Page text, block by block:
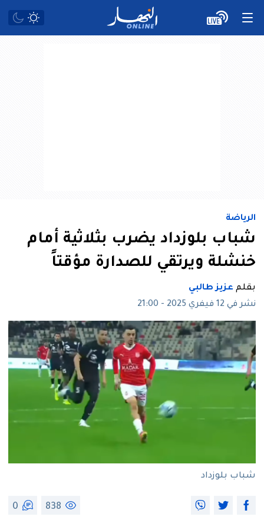
الرياضة
شباب بلوزداد يضرب بثلاثية أمام
خنشلة ويرتقي للصدارة مؤقتاً
بقلم عزيز طالبي
نشر في 12 فيفري 2025 - 21:00
شباب بلوزداد
838
0